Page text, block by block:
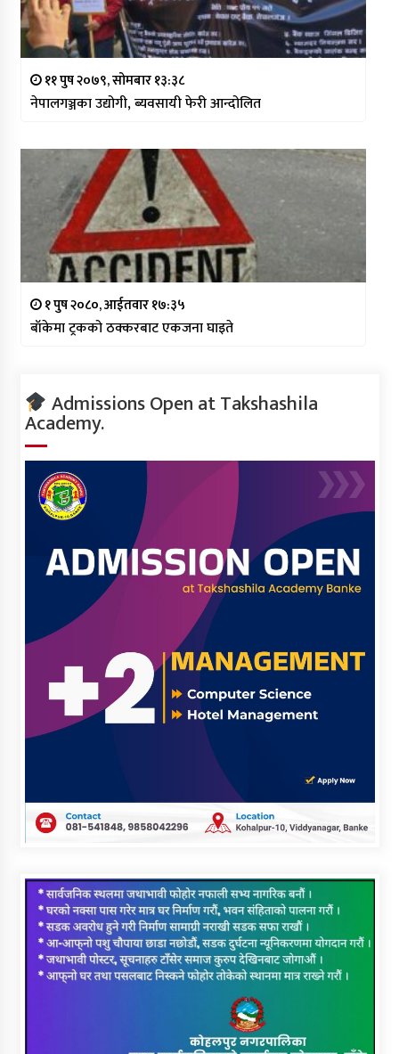
११ पुष २०७९, सोमबार १३:३८
नेपालगञ्जका उद्योगी, ब्यवसायी फेरी आन्दोलित
१ पुष २०८०, आईतवार १७:३५
बाँकेमा ट्रकको ठक्करबाट एकजना घाइते
Admissions Open at Takshashila
Academy.